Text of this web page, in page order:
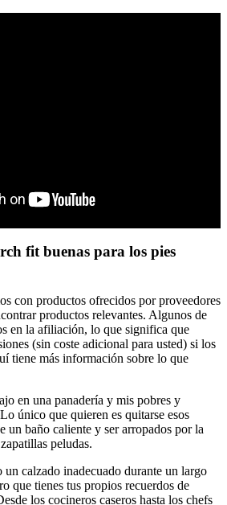
fit buenas para los pies
con productos ofrecidos por proveedores
productos relevantes. Algunos de
en la afiliación, lo que significa que
(sin coste adicional para usted) si los
tiene más información sobre lo que
en una panadería y mis pobres y
único que quieren es quitarse esos
un baño caliente y ser arropados por la
peludas.
un calzado inadecuado durante un largo
que tienes tus propios recuerdos de
los cocineros caseros hasta los chefs